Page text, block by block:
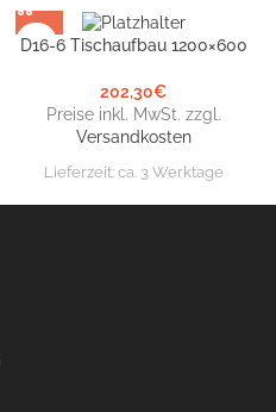
D16-6 Tischaufbau 1200×600
202,30€
Preise inkl. MwSt. zzgl.
Versandkosten
Lieferzeit: ca. 3 Werktage